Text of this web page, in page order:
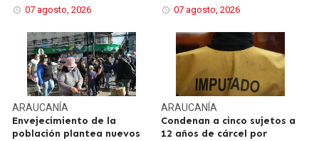
07 agosto, 2026 07 agosto, 2026
ARAUCANÍA
Envejecimiento de la
población plantea nuevos
ARAUCANÍA
Condenan a cinco sujetos a
12 años de cárcel por